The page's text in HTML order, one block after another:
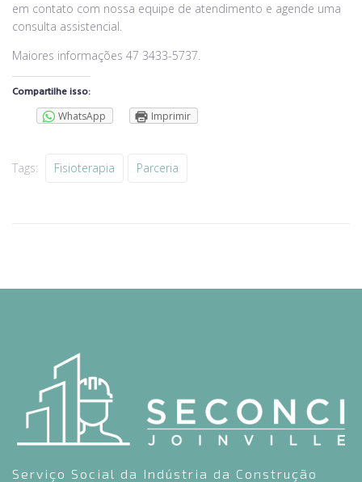
em contato com nossa equipe de atendimento e agende uma
consulta assistencial.
Maiores informações 47 3433-5737.
Compartilhe isso:
WhatsApp Imprimir
Tags: Fisioterapia Parceria
Serviço Social da Indústria da Construção